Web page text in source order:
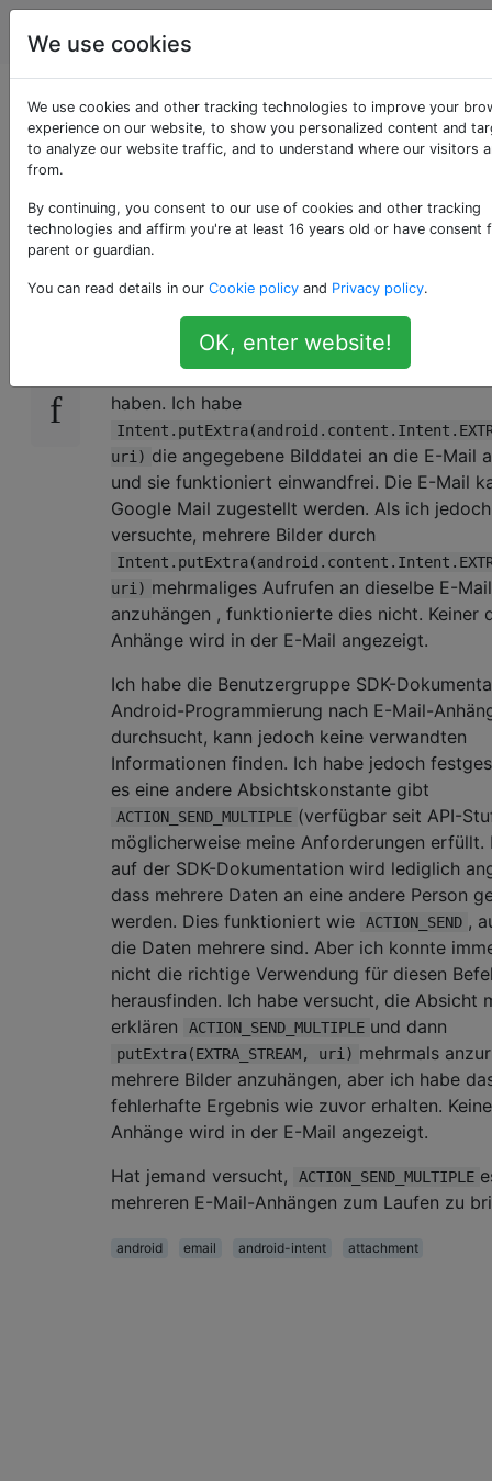
Programmierung
Android mehrere E-
Mail-Anhänge mit
Intent
98
Ich habe an einem Android-Programm
E-Mails mit einem Anhang (Bilddatei,
mit Intent with zu senden ACTION_SEND
funktioniert, wenn E-Mails einen einzelnen
haben. Ich habe
uri) die angegebene Bilddatei an die E-Mail
und sie funktioniert einwandfrei. Die E-Mail
Google Mail zugestellt werden. Als ich jedoch
versuchte, mehrere Bilder durch
uri) mehrmaliges Aufrufen an dieselbe E-Mail
anzuhängen , funktionierte dies nicht. Keiner
Anhänge wird in der E-Mail angezeigt.
Ich habe die Benutzergruppe SDK-
Android-Programmierung nach E-Mail-
durchsucht, kann jedoch keine verwandten
Informationen finden. Ich habe jedoch
es eine andere Absichtskonstante gibt
ACTION_SEND_MULTIPLE (verfügbar seit API-
möglicherweise meine Anforderungen erfüllt.
auf der SDK-Dokumentation wird lediglich
dass mehrere Daten an eine andere Person
werden. Dies funktioniert wie
ACTION_SEND ,
die Daten mehrere sind. Aber ich konnte
nicht die richtige Verwendung für diesen
herausfinden. Ich habe versucht, die Absicht
erklären
ACTION_SEND_MULTIPLE und dann
putExtra(EXTRA_STREAM, uri) mehrmals
mehrere Bilder anzuhängen, aber ich habe
fehlerhafte Ergebnis wie zuvor erhalten.
Anhänge wird in der E-Mail angezeigt.
Hat jemand versucht,
ACTION_SEND_MULTIPLE
mehreren E-Mail-Anhängen zum Laufen zu
android email android-intent attachment
We use cookies
We use cookies and other tracking technologies to improve your
experience on our website, to show you personalized content and
to analyze our website traffic, and to understand where our visitors
from.
By continuing, you consent to our use of cookies and other tracking
technologies and affirm you're at least 16 years old or have consent
parent or guardian.
You can read details in our Cookie policy and Privacy policy.
OK, enter website!